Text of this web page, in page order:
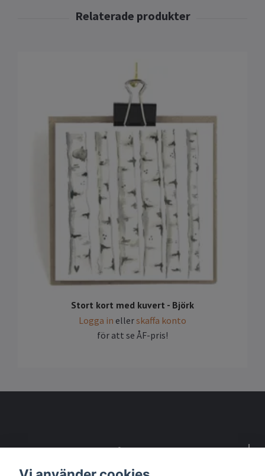
Stort kort med kuvert - Björk
Logga in ellerskaffa konto
för att se ÅF-pris!
Detta är en webbsida för återförsäljare